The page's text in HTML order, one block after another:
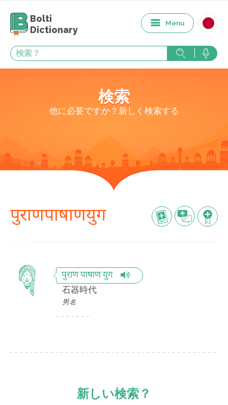
Bolti
Dictionary
Menu
検索
他に必要ですか？新しく検索する
पुराणपाषाणयुग
पुराण पाषाण युग
石器時代
男名
新しい検索？